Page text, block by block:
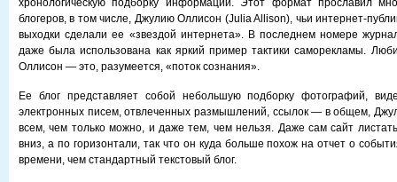
хронологическую подборку информации. Этот формат прославил
блогеров, в том числе, Джулию Оллисон (Julia Allison), чьи интернет-
выходки сделали ее «звездой интернета». В последнем номере
даже была использована как яркий пример тактики саморекламы.
Оллисон — это, разумеется, «поток сознания».
Ее блог представляет собой небольшую подборку фотографий,
электронных писем, отвлеченных размышлений, ссылок — в общем,
всем, чем только можно, и даже тем, чем нельзя. Даже сам сайт
вниз, а по горизонтали, так что он куда больше похож на отчет о
времени, чем стандартный текстовый блог.